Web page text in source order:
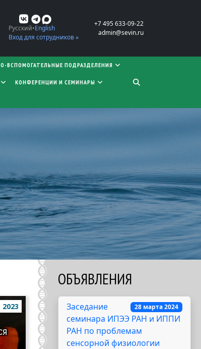
Русский English
Вход для сотрудников »
+7 495 633-09-22
admin@sevin.ru
ВСПОМОГАТЕЛЬНЫЕ ПОДРАЗДЕЛЕНИЯ
КОНФЕРЕНЦИИ И СЕМИНАРЫ
2023
ОБЪЯВЛЕНИЯ
28 марта 2024
Заседание
семинара ИПЭЭ РАН и ИППИ
РАН по проблемам
сенсорной физиологии